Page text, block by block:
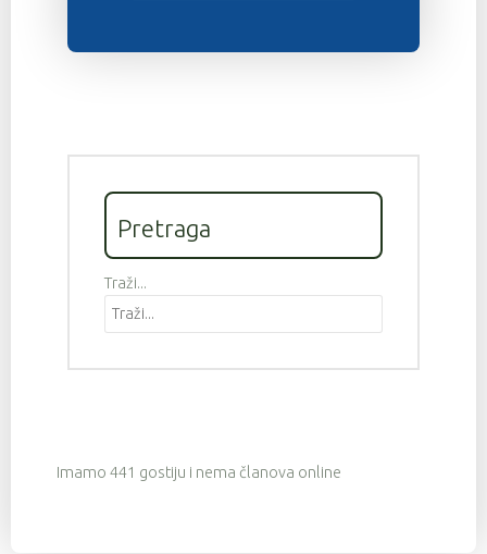
Pretraga
Traži...
Imamo 441 gostiju i nema članova online